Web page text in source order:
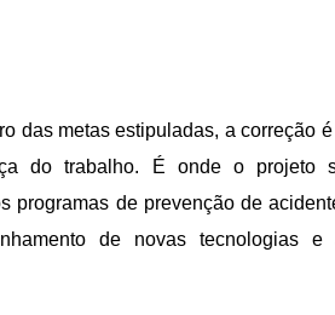
das metas estipuladas, a correção
do trabalho. É onde o projeto
programas de prevenção de
de novas tecnologias